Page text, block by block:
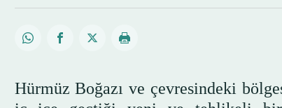
Hürmüz Boğazı ve çevresindeki